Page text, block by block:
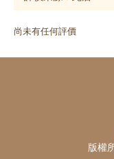
尚未有任何評價
版權